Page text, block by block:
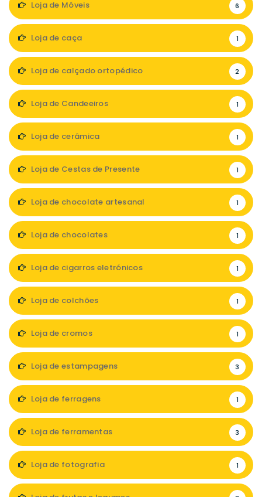
Loja de Móveis 6
Loja de caça 1
Loja de calçado ortopédico 2
Loja de Candeeiros 1
Loja de cerâmica 1
Loja de Cestas de Presente 1
Loja de chocolate artesanal 1
Loja de chocolates 1
Loja de cigarros eletrónicos 1
Loja de colchões 1
Loja de cromos 1
Loja de estampagens 3
Loja de ferragens 1
Loja de ferramentas 3
Loja de fotografia 1